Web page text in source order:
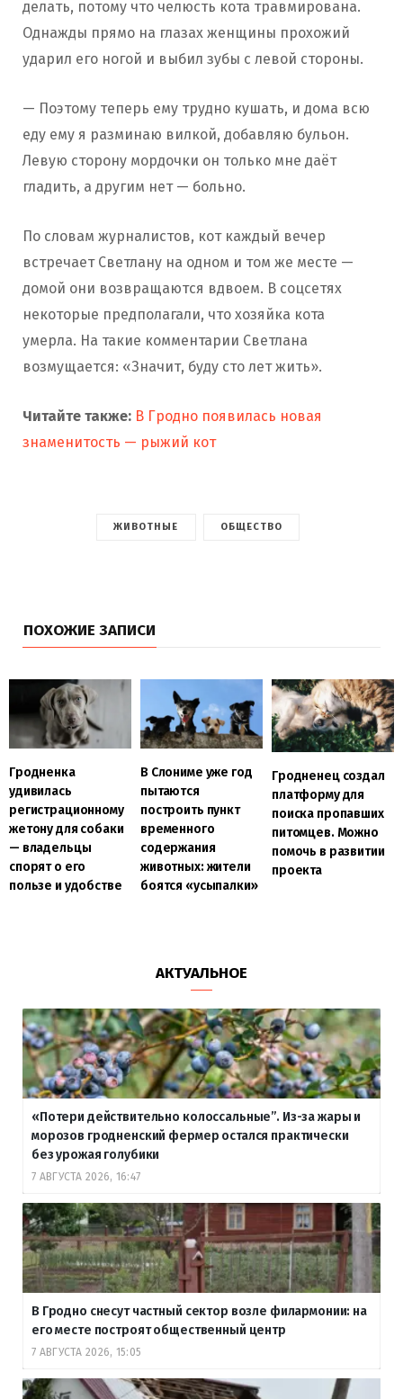
делать, потому что челюсть кота травмирована.
Однажды прямо на глазах женщины прохожий
ударил его ногой и выбил зубы с левой стороны.
— Поэтому теперь ему трудно кушать, и дома всю
еду ему я разминаю вилкой, добавляю бульон.
Левую сторону мордочки он только мне даёт
гладить, а другим нет — больно.
По словам журналистов, кот каждый вечер
встречает Светлану на одном и том же месте —
домой они возвращаются вдвоем. В соцсетях
некоторые предполагали, что хозяйка кота
умерла. На такие комментарии Светлана
возмущается: «Значит, буду сто лет жить».
Читайте также: В Гродно появилась новая
знаменитость — рыжий кот
ЖИВОТНЫЕ ОБЩЕСТВО
ПОХОЖИЕ ЗАПИСИ
Гродненка
удивилась
регистрационному
жетону для собаки
— владельцы
спорят о его
пользе и удобстве
В Слониме уже год
пытаются
построить пункт
временного
содержания
животных: жители
боятся «усыпалки»
Гродненец создал
платформу для
поиска пропавших
питомцев. Можно
помочь в развитии
проекта
АКТУАЛЬНОЕ
«Потери действительно колоссальные”. Из-за жары и
морозов гродненский фермер остался практически
без урожая голубики
7 АВГУСТА 2026, 16:47
В Гродно снесут частный сектор возле филармонии: на
его месте построят общественный центр
7 АВГУСТА 2026, 15:05